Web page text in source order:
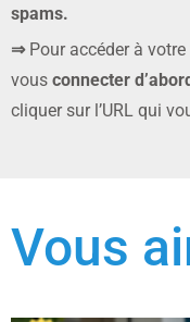
spams.
⇒Pour accéder à
vous connecter
cliquer sur l’URL qui
Vous